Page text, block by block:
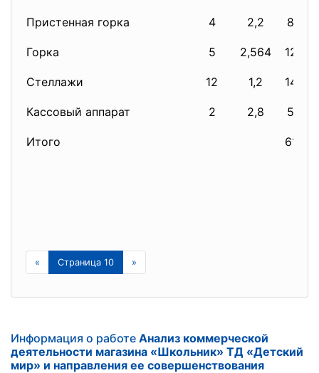
Пристенная горка 4 2,2 8,80
Горка 5 2,564 12,82
Стеллажи 12 1,2 14,40
Кассовый аппарат 2 2,8 5,60
Итого 61,02
« Страница 10 »
Информация о работе Анализ коммерческой
деятельности магазина «Школьник» ТД «Детский
мир» и направления ее совершенствования